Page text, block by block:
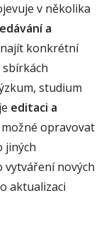
v několika
a
konkrétní
studium
editaci a
opravovat
jiných
vytváření nových
aktualizaci